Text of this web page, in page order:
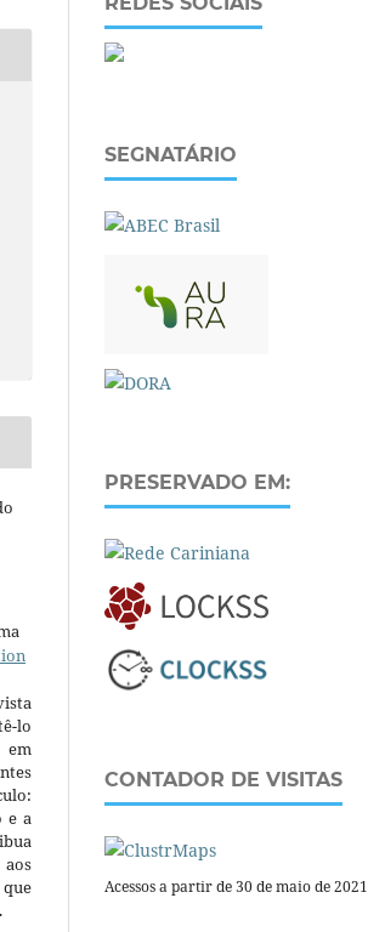
lo
em
e a
SEGNATÁRIO
PRESERVADO EM:
CONTADOR DE VISITAS
Acessos a partir de 30 de maio de 2021